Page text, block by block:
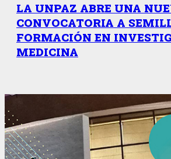
LA UNPAZ ABRE UNA
CONVOCATORIA A
FORMACIÓN EN
MEDICINA